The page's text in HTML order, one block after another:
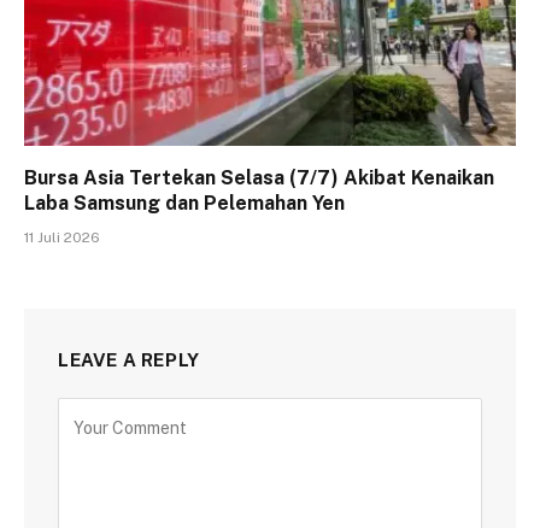
Bursa Asia Tertekan Selasa (7/7) Akibat Kenaikan
Laba Samsung dan Pelemahan Yen
11 Juli 2026
LEAVE A REPLY